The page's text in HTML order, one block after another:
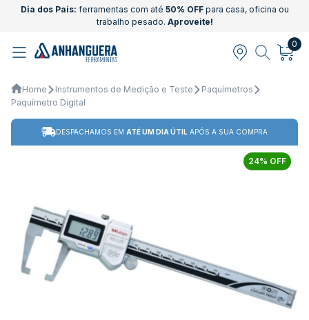
Dia dos Pais: ferramentas com até 50% OFFpara casa, oficina ou
trabalho pesado. Aproveite!
0
Home Instrumentos de Medição e Teste
Paquímetros
Paquímetro Digital
DESPACHAMOS EM ATÉ UM DIA ÚTIL APÓS A SUA COMPRA
24% OFF